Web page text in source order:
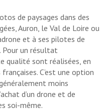
de paysages dans des
Auron, le Val de Loire ou
et à ses pilotes de
Pour un résultat
qualité sont réalisées, en
C’est une option
moins
d’un drone et de
soi-même.